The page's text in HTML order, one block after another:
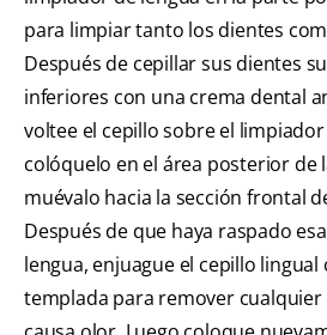
para limpiar tanto los dientes
Después de cepillar sus dientes
inferiores con una crema dental
voltee el cepillo sobre el
colóquelo en el área posterior de
muévalo hacia la sección frontal
Después de que haya raspado
lengua, enjuague el cepillo lingual
templada para remover